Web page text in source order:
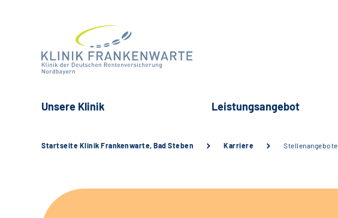
Unsere Klinik Leistungsangebot
Startseite Klinik Frankenwarte, Bad Steben Karriere Stellenangebote